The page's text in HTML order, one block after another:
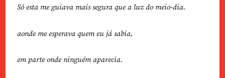
Só esta me guiava mais segura que a luz do meio-dia.
aonde me esperava quem eu já sabia,
em parte onde ninguém aparecia.